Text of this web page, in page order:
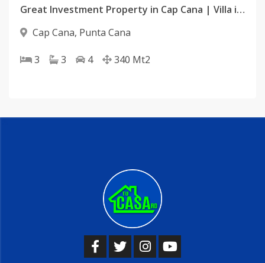
Great Investment Property in Cap Cana | Villa in Ciudad Las Canas with 720 sqm Lot
Cap Cana, Punta Cana
3 3 4 340 Mt2